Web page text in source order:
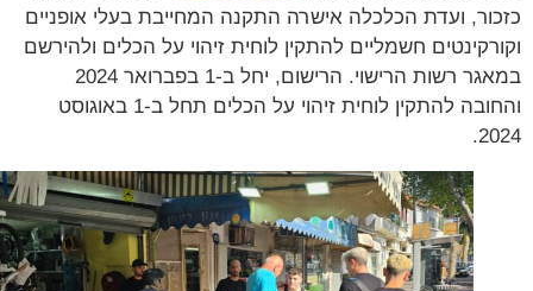
ועדת הכלכלה אישרה התקנה המחייבת בעלי אופניים
חשמליים להתקין לוחית זיהוי על הכלים ולהירשם
במאגר רשות הרישוי. הרישום, יחל ב-1 בפברואר 2024
והחובה להתקין לוחית זיהוי על הכלים תחל ב-1 באוגוסט